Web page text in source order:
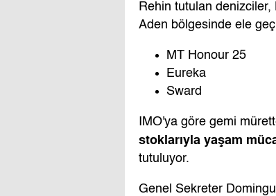
Rehin tutulan denizciler,
Aden bölgesinde ele
MT Honour 25
Eureka
Sward
IMO'ya göre gemi
stoklarıyla yaşam
tutuluyor.
Genel Sekreter